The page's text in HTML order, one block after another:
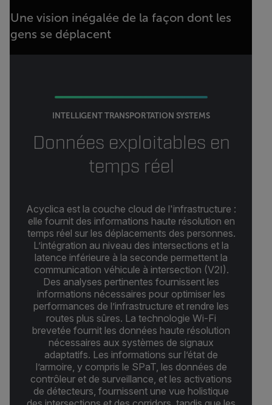
Une vision inégalée de la façon dont les
gens se déplacent
INTELLIGENT TRANSPORTATION SYSTEMS
Données exploitables en
temps réel
Acyclica est la couche cloud de l'infrastructure :
elle fournit des informations haute résolution en
temps réel sur les déplacements des personnes.
L’intégration au niveau des intersections et la
latence inférieure à la seconde permettent la
communication véhicule à intersection (V2I).
Des analyses pertinentes fournissent les
informations nécessaires pour optimiser les
performances de l’infrastructure et rendre les
routes plus sûres. La technologie Wi-Fi
brevetée fournit les données haute résolution
nécessaires aux systèmes de signaux
adaptatifs. Les informations sur l’état de
l’armoire, y compris le SPaT, les données de
contrôleur et de surveillance, et les activations
de détecteurs, fournissent une vue holistique